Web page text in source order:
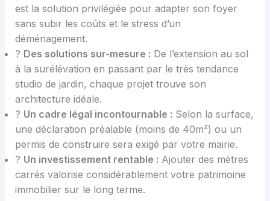
est la solution privilégiée pour adapter son foyer
sans subir les coûts et le stress d’un
déménagement.
?️ Des solutions sur-mesure : De l’extension au sol
à la surélévation en passant par le très tendance
studio de jardin, chaque projet trouve son
architecture idéale.
? Un cadre légal incontournable : Selon la surface,
une déclaration préalable (moins de 40m²) ou un
permis de construire sera exigé par votre mairie.
? Un investissement rentable : Ajouter des mètres
carrés valorise considérablement votre patrimoine
immobilier sur le long terme.